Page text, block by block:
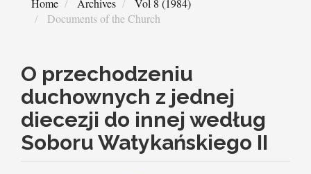
Home Archives
Vol 8 (1984)
Documents of the Church
O przechodzeniu
duchownych z jednej
diecezji do innej według
Soboru Watykańskiego II